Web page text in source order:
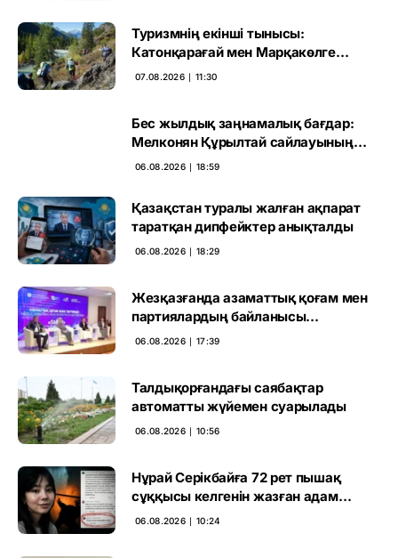
Туризмнің екінші тынысы:
Катонқарағай мен Марқакөлге
инвестиция не береді
07.08.2026 ∣ 11:30
Бес жылдық заңнамалық бағдар:
Мелконян Құрылтай сайлауының
маңызын бағалады
06.08.2026 ∣ 18:59
Қазақстан туралы жалған ақпарат
таратқан дипфейктер анықталды
06.08.2026 ∣ 18:29
Жезқазғанда азаматтық қоғам мен
партиялардың байланысы
талқыланды
06.08.2026 ∣ 17:39
Талдықорғандағы саябақтар
автоматты жүйемен суарылады
06.08.2026 ∣ 10:56
Нұрай Серікбайға 72 рет пышақ
сұққысы келгенін жазған адам
ұсталды
06.08.2026 ∣ 10:24